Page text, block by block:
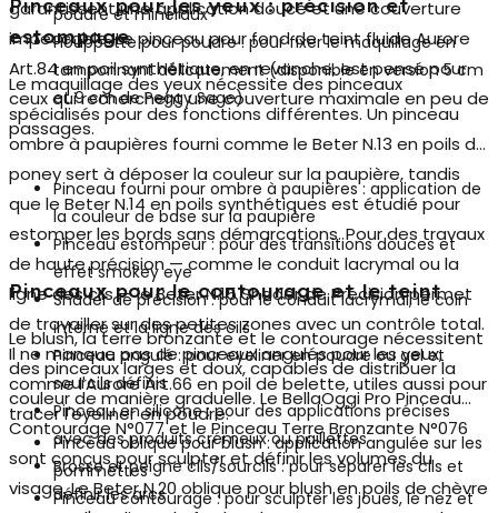
garantissent une application douce et une couverture
impeccable. Le pinceau pour fond de teint fluide Aurore
Art.84 en poil synthétique, en revanche, est pensé pour
ceux qui recherchent une couverture maximale en peu de
passages.
poudre et minéraux
Houppette pour poudre : pour fixer le maquillage en
tamponnant délicatement (disponible en version 5 cm
et 9 cm de Peggy Sage)
Pinceaux pour les yeux : précision et
estompage
Le maquillage des yeux nécessite des pinceaux
spécialisés pour des fonctions différentes. Un pinceau
ombre à paupières fourni comme le Beter N.13 en poils de
poney sert à déposer la couleur sur la paupière, tandis
que le Beter N.14 en poils synthétiques est étudié pour
estomper les bords sans démarcations. Pour des travaux
de haute précision — comme le conduit lacrymal ou la
ligne des cils — le Beter N.15 Shader de Précision permet
de travailler sur des petites zones avec un contrôle total.
Il ne manque pas de pinceaux angulés pour les yeux,
comme l'Aurore Art.66 en poil de belette, utiles aussi pour
tracer l'eyeliner en poudre.
Pinceau fourni pour ombre à paupières : application de
la couleur de base sur la paupière
Pinceau estompeur : pour des transitions douces et
effet smokey eye
Shader de précision : pour le conduit lacrymal, le coin
interne et la ligne des cils
Pinceau angulé : pour eyeliner en poudre ou gel et
sourcils définis
Pinceau en silicone : pour des applications précises
avec des produits crémeux ou paillettes
Brosse et peigne cils/sourcils : pour séparer les cils et
définir les arcs
Pinceaux pour le contourage et le teint
Le blush, la terre bronzante et le contourage nécessitent
des pinceaux larges et doux, capables de distribuer la
couleur de manière graduelle. Le BellaOggi Pro Pinceau
Contourage N°077 et le Pinceau Terre Bronzante N°076
sont conçus pour sculpter et définir les volumes du
visage. Le Beter N.20 oblique pour blush en poils de chèvre
Pinceau oblique pour blush : application angulée sur les
pommettes
Pinceau contourage : pour sculpter les joues, le nez et